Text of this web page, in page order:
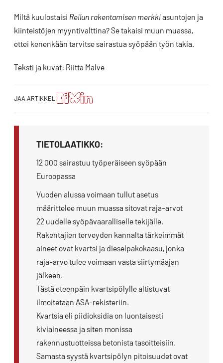
Miltä kuulostaisi Reilun rakentamisen merkkiasuntojen ja
kiinteistöjen myyntivalttina? Se takaisi muun muassa,
ettei kenenkään tarvitse sairastua syöpään työn takia.
Teksti ja kuvat: Riitta Malve
JAA ARTIKKELI
Jaa
artikkeli
Facebookissa
Jaa
artikkeli
Blueskyssa
Jako:
Jaa
artikkeli
TIETOLAATIKKO:
12 000 sairastuu työperäiseen syöpään
Euroopassa
Vuoden alussa voimaan tullut asetus
määrittelee muun muassa sitovat raja-arvot
22 uudelle syöpävaaralliselle tekijälle.
Rakentajien terveyden kannalta tärkeimmät
aineet ovat kvartsi ja dieselpakokaasu, jonka
raja-arvo tulee voimaan vasta siirtymäajan
jälkeen.
Tästä eteenpäin kvartsipölylle altistuvat
ilmoitetaan ASA-rekisteriin.
Kvartsia eli piidioksidia on luontaisesti
kiviaineessa ja siten monissa
rakennustuotteissa betonista tasoitteisiin.
Samasta syystä kvartsipölyn pitoisuudet ovat